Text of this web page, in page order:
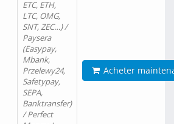
ETC, ETH,
LTC, OMG,
SNT, ZEC…) /
Paysera
(Easypay,
Mbank,
Przelewy24,
Safetypay,
SEPA,
Banktransfer)
/ Perfect
Acheter